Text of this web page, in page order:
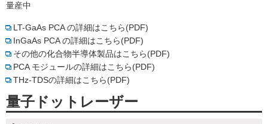
量産中
LT-GaAs PCA の詳細はこちら(PDF)
InGaAs PCA の詳細はこちら(PDF)
その他の化合物半導体製品はこちら(PDF)
PCA モジュールの詳細はこちら(PDF)
THz-TDSの詳細はこちら(PDF)
量子ドットレーザー